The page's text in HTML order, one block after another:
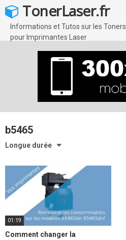
Skip
to
content
TonerLaser.fr
Informations et Tutos sur les Toners
pour Imprimantes Laser
b5465
Longue durée
01:19
Comment changer la